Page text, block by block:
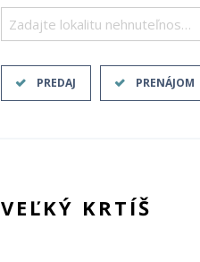
Zadajte lokalitu nehnuteľnosti ..
PREDAJ PRENÁJOM
VEĽKÝ KRTÍŠ